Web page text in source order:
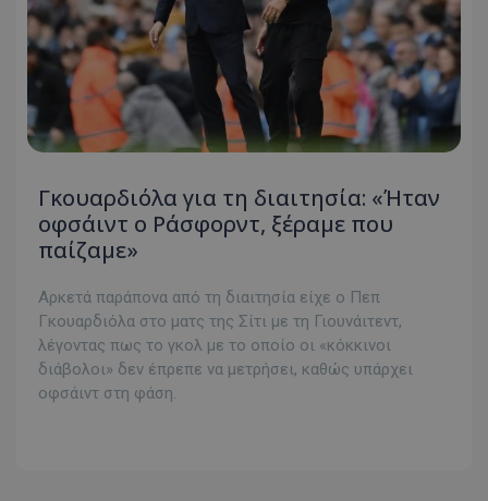
Γκουαρδιόλα για τη διαιτησία: «Ήταν
οφσάιντ ο Ράσφορντ, ξέραμε που
παίζαμε»
Αρκετά παράπονα από τη διαιτησία είχε ο Πεπ
Γκουαρδιόλα στο ματς της Σίτι με τη Γιουνάιτεντ,
λέγοντας πως το γκολ με το οποίο οι «κόκκινοι
διάβολοι» δεν έπρεπε να μετρήσει, καθώς υπάρχει
οφσάιντ στη φάση.